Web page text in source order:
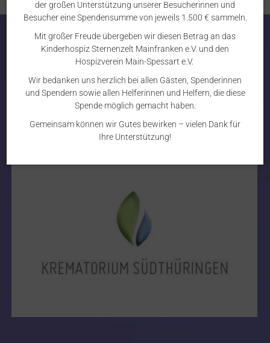
der großen Unterstützung unserer Besucherinnen und
Besucher eine Spendensumme von jeweils 1.500 € sammeln.
Mit großer Freude übergeben wir diesen Betrag an das
Kinderhospiz Sternenzelt Mainfranken e.V. und den
Hospizverein Main-Spessart e.V.
Wir bedanken uns herzlich bei allen Gästen, Spenderinnen
und Spendern sowie allen Helferinnen und Helfern, die diese
Spende möglich gemacht haben.
Gemeinsam können wir Gutes bewirken – vielen Dank für
Ihre Unterstützung!